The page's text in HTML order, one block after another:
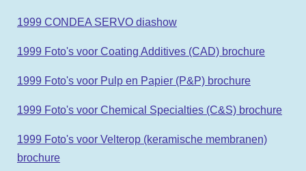
1999 CONDEA SERVO diashow
1999 Foto's voor Coating Additives (CAD) brochure
1999 Foto's voor Pulp en Papier (P&P) brochure
1999 Foto's voor Chemical Specialties (C&S) brochure
1999 Foto's voor Velterop (keramische membranen)
brochure